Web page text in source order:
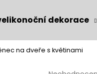
dekorace
na dveře s květinami
najít?